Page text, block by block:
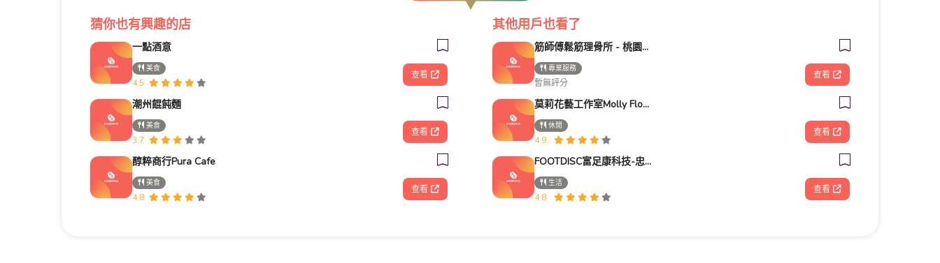
猜你也有興趣的店
一點酒意
美食
4.5
查看
潮州餛飩麵
美食
3.7
查看
醇粹商行Pura Cafe
美食
4.8
查看
其他用戶也看了
筋師傅鬆筋理骨所 - 桃園整復/推拿/民俗療法/整骨
專業服務
暫無評分
查看
莫莉花藝工作室Molly Florist
休閒
4.9
查看
FOOTDISC富足康科技-忠孝直營門市
生活
4.8
查看